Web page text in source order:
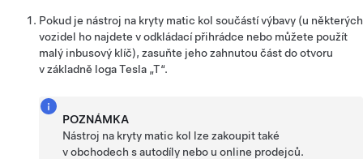
Pokud je nástroj na kryty matic kol součástí výbavy (u některých
vozidel ho najdete v odkládací přihrádce nebo můžete použít
malý inbusový klíč), zasuňte jeho zahnutou část do otvoru
v základně loga Tesla „T“.
POZNÁMKA
Nástroj na kryty matic kol lze zakoupit také
v obchodech s autodíly nebo u online prodejců.